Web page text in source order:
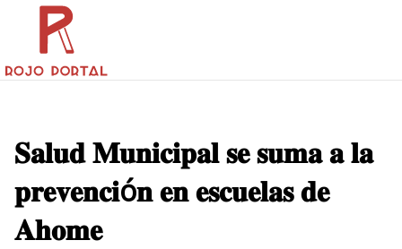
𝐒𝐚𝐥𝐮𝐝 𝐌𝐮𝐧𝐢𝐜𝐢𝐩𝐚𝐥 𝐬𝐞 𝐬𝐮𝐦𝐚 𝐚 𝐥𝐚
𝐩𝐫𝐞𝐯𝐞𝐧𝐜𝐢ó𝐧 𝐞𝐧 𝐞𝐬𝐜𝐮𝐞𝐥𝐚𝐬 𝐝𝐞
𝐀𝐡𝐨𝐦𝐞